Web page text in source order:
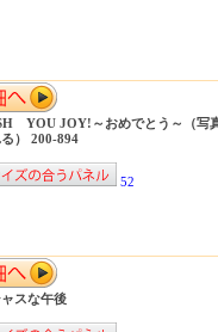
YOU JOY!～おめでとう～（写
） 200-894
52
スな午後